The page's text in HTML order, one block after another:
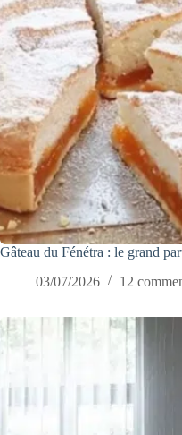
Gâteau du Fénétra : le grand
03/07/2026
12